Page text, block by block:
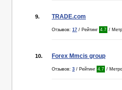
9. TRADE.com
Отзывов: 17 / Рейтинг 4.7 /
10. Forex Mmcis group
Отзывов: 3 / Рейтинг 4.7 /